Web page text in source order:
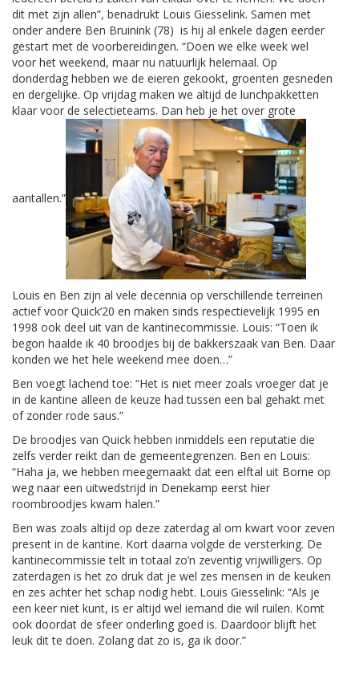
dit met zijn allen”, benadrukt Louis Giesselink. Samen met
onder andere Ben Bruinink (78) is hij al enkele dagen eerder
gestart met de voorbereidingen. “Doen we elke week wel
voor het weekend, maar nu natuurlijk helemaal. Op
donderdag hebben we de eieren gekookt, groenten gesneden
en dergelijke. Op vrijdag maken we altijd de lunchpakketten
klaar voor de selectieteams. Dan heb je het over grote
aantallen.”
Louis en Ben zijn al vele decennia op verschillende terreinen
actief voor Quick’20 en maken sinds respectievelijk 1995 en
1998 ook deel uit van de kantinecommissie. Louis: “Toen ik
begon haalde ik 40 broodjes bij de bakkerszaak van Ben. Daar
konden we het hele weekend mee doen…”
Ben voegt lachend toe: “Het is niet meer zoals vroeger dat je
in de kantine alleen de keuze had tussen een bal gehakt met
of zonder rode saus.”
De broodjes van Quick hebben inmiddels een reputatie die
zelfs verder reikt dan de gemeentegrenzen. Ben en Louis:
“Haha ja, we hebben meegemaakt dat een elftal uit Borne op
weg naar een uitwedstrijd in Denekamp eerst hier
roombroodjes kwam halen.”
Ben was zoals altijd op deze zaterdag al om kwart voor zeven
present in de kantine. Kort daarna volgde de versterking. De
kantinecommissie telt in totaal zo’n zeventig vrijwilligers. Op
zaterdagen is het zo druk dat je wel zes mensen in de keuken
en zes achter het schap nodig hebt. Louis Giesselink: “Als je
een keer niet kunt, is er altijd wel iemand die wil ruilen. Komt
ook doordat de sfeer onderling goed is. Daardoor blijft het
leuk dit te doen. Zolang dat zo is, ga ik door.”